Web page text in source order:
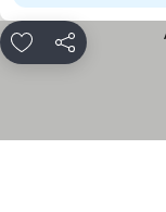
مشاركة